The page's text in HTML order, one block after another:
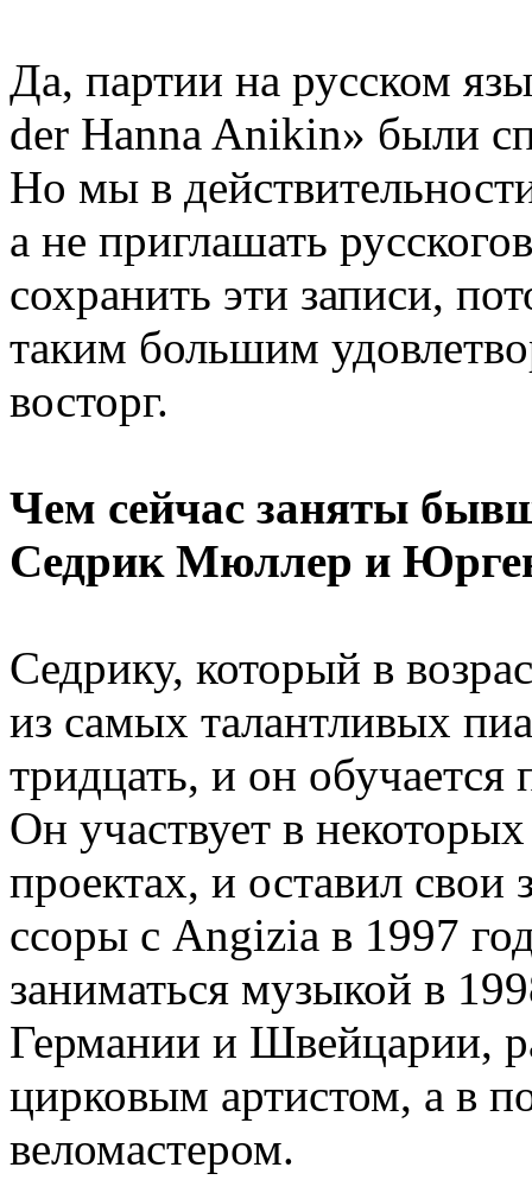
Да, партии на русском
der Hanna Anikin» были
Но мы в
а не приглашать
сохранить эти записи,
таким большим
восторг.
Чем сейчас заняты
Седрик Мюллер и
Седрику, который в
из самых талантливых
тридцать, и он обучается
Он участвует в
проектах, и оставил свои
ссоры с Angizia в 1997
заниматься музыкой в
Германии и Швейцарии,
цирковым артистом, а в
веломастером.